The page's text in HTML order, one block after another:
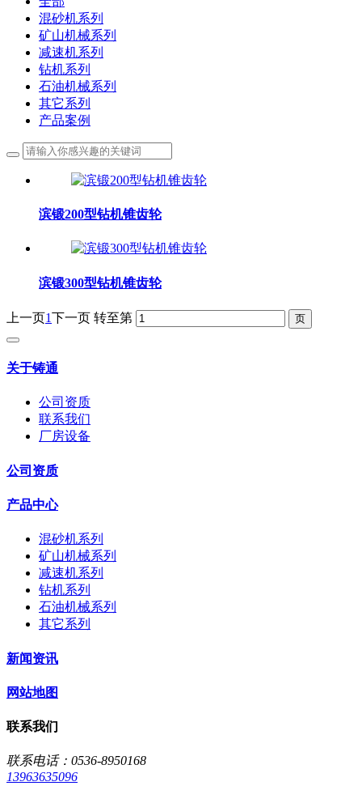
混砂机系列
矿山机械系列
减速机系列
钻机系列
石油机械系列
其它系列
产品案例
滨锻200型钻机锥齿轮
滨锻300型钻机锥齿轮
上一页1下一页 转至第
关于铸通
公司资质
联系我们
厂房设备
公司资质
产品中心
混砂机系列
矿山机械系列
减速机系列
钻机系列
石油机械系列
其它系列
新闻资讯
网站地图
联系我们
联系电话：0536-8950168
13963635096